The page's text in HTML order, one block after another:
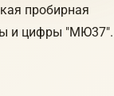
пробирная
и цифры "МЮ37".